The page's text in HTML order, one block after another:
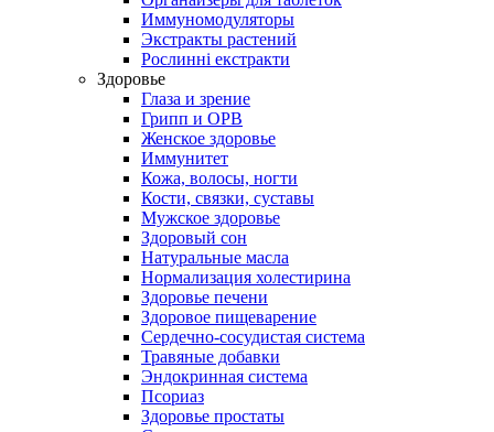
Иммуномодуляторы
Экстракты растений
Рослинні екстракти
Здоровье
Глаза и зрение
Грипп и ОРВ
Женское здоровье
Иммунитет
Кожа, волосы, ногти
Кости, связки, суставы
Мужское здоровье
Здоровый сон
Натуральные масла
Нормализация холестирина
Здоровье печени
Здоровое пищеварение
Сердечно-сосудистая система
Травяные добавки
Эндокринная система
Псориаз
Здоровье простаты